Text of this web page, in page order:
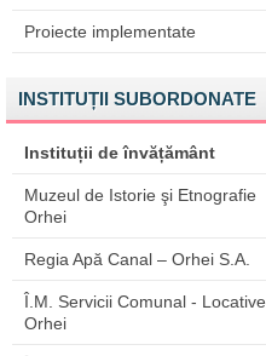
Proiecte implementate
INSTITUȚII SUBORDONATE
Instituții de învățământ
Muzeul de Istorie şi Etnografie
Orhei
Regia Apă Canal – Orhei S.A.
Î.M. Servicii Comunal - Locative
Orhei